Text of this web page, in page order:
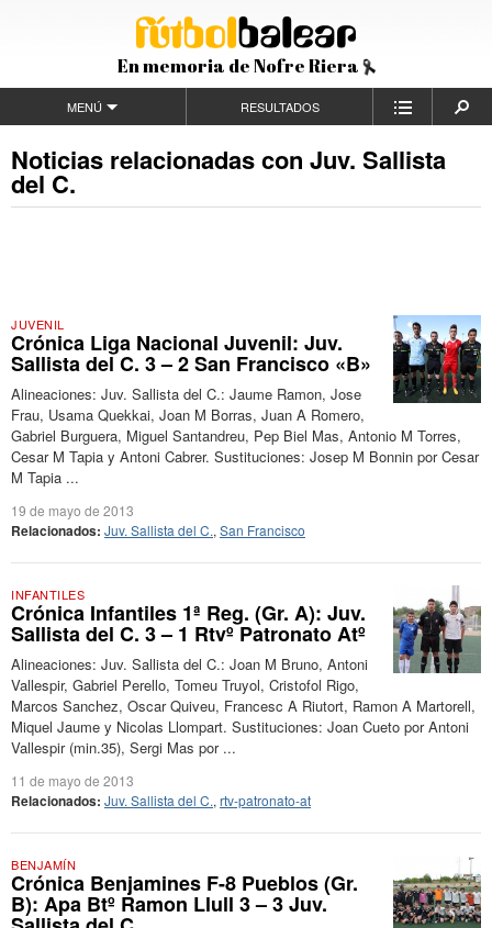
En memoria de Nofre Riera
MENÚ RESULTADOS
Noticias relacionadas con Juv. Sallista
del C.
JUVENIL
Crónica Liga Nacional Juvenil: Juv.
Sallista del C. 3 – 2 San Francisco «B»
Alineaciones: Juv. Sallista del C.: Jaume Ramon, Jose
Frau, Usama Quekkai, Joan M Borras, Juan A Romero,
Gabriel Burguera, Miguel Santandreu, Pep Biel Mas, Antonio M Torres,
Cesar M Tapia y Antoni Cabrer. Sustituciones: Josep M Bonnin por Cesar
M Tapia ...
19 de mayo de 2013
Relacionados: Juv. Sallista del C., San Francisco
INFANTILES
Crónica Infantiles 1ª Reg. (Gr. A): Juv.
Sallista del C. 3 – 1 Rtvº Patronato Atº
Alineaciones: Juv. Sallista del C.: Joan M Bruno, Antoni
Vallespir, Gabriel Perello, Tomeu Truyol, Cristofol Rigo,
Marcos Sanchez, Oscar Quiveu, Francesc A Riutort, Ramon A Martorell,
Miquel Jaume y Nicolas Llompart. Sustituciones: Joan Cueto por Antoni
Vallespir (min.35), Sergi Mas por ...
11 de mayo de 2013
Relacionados: Juv. Sallista del C., rtv-patronato-at
BENJAMÍN
Crónica Benjamines F-8 Pueblos (Gr.
B): Apa Btº Ramon Llull 3 – 3 Juv.